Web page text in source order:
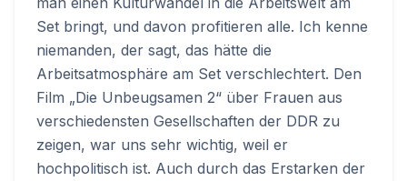
Set bringt, und davon profitieren alle. Ich kenne
niemanden, der sagt, das hätte die
Arbeitsatmosphäre am Set verschlechtert. Den
Film „Die Unbeugsamen 2“ über Frauen aus
verschiedensten Gesellschaften der DDR zu
zeigen, war uns sehr wichtig, weil er
hochpolitisch ist. Auch durch das Erstarken der